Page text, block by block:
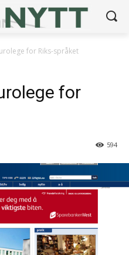
for Riks-språket
for
594